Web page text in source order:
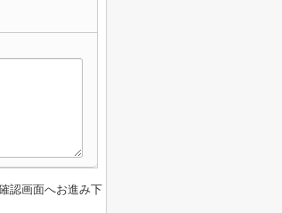
認画面へお進み下